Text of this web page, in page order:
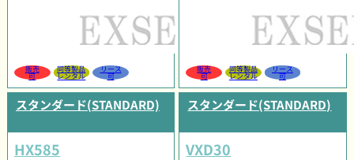
販売
可
同等製品
レンタル
リース
可
販売
可
同等製品
レンタル
リース
可
スタンダード(STANDARD)
HX585
スタンダード(STANDARD)
VXD30